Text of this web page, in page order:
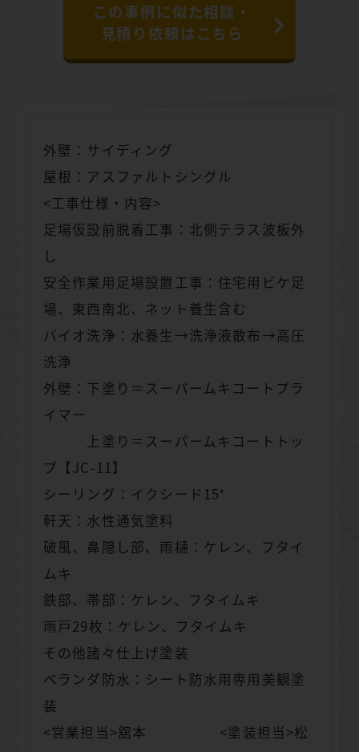
この事例に似た相談・
見積り依頼はこちら
外壁：サイディング
屋根：アスファルトシングル
<工事仕様・内容>
足場仮設前脱着工事：北側テラス波板外
し
安全作業用足場設置工事：住宅用ビケ足
場、東西南北、ネット養生含む
バイオ洗浄：水養生→洗浄液散布→高圧
洗浄
外壁：下塗り＝スーパームキコートプラ
イマー
上塗り＝スーパームキコートトッ
プ【JC-11】
シーリング：イクシード15⁺
軒天：水性通気塗料
破風、鼻隠し部、雨樋：ケレン、フタイ
ムキ
鉄部、帯部：ケレン、フタイムキ
雨戸29枚：ケレン、フタイムキ
その他諸々仕上げ塗装
ベランダ防水：シート防水用専用美観塗
装
<営業担当>舘本 <塗装担当>松